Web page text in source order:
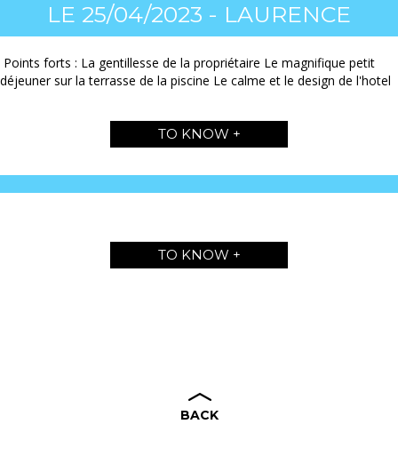
LE 25/04/2023 - LAURENCE
Points forts : La gentillesse de la propriétaire Le magnifique petit
déjeuner sur la terrasse de la piscine Le calme et le design de l'hotel
TO KNOW +
TO KNOW +
BACK